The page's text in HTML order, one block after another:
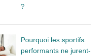
?
Pourquoi les sportifs
performants ne jurent-